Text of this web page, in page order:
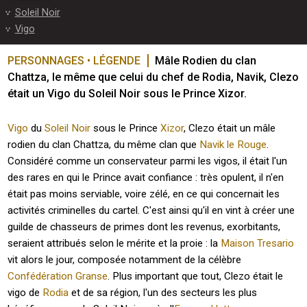
Soleil Noir
Vigo
PERSONNAGES • LÉGENDE
Mâle Rodien du clan
Chattza, le même que celui du chef de Rodia, Navik, Clezo
était un Vigo du Soleil Noir sous le Prince Xizor.
Vigo duSoleil Noir sous le PrinceXizor, Clezo était un mâle
rodien du clan Chattza, du même clan que Navik le Rouge.
Considéré comme un conservateur parmi les vigos, il était l'un
des rares en qui le Prince avait confiance : très opulent, il n'en
était pas moins serviable, voire zélé, en ce qui concernait les
activités criminelles du cartel. C'est ainsi qu'il en vint à créer une
guilde de chasseurs de primes dont les revenus, exorbitants,
seraient attribués selon le mérite et la proie : la Maison Tresario
vit alors le jour, composée notamment de la célèbre
Confédération Granse. Plus important que tout, Clezo était le
vigo de Rodia et de sa région, l'un des secteurs les plus